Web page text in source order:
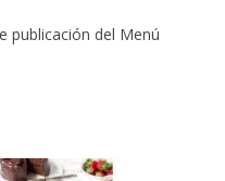
publicación del Menú